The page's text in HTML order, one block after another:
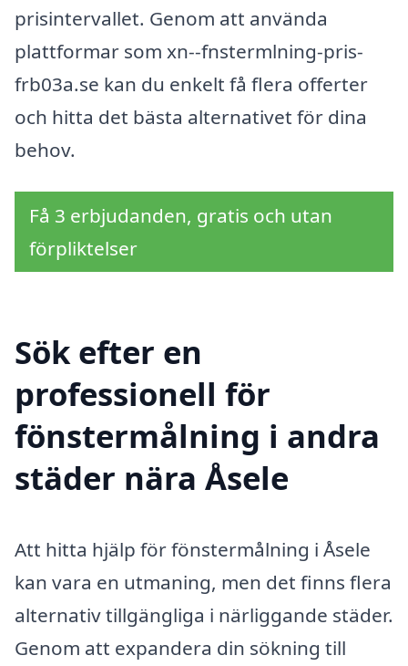
prisintervallet. Genom att använda
plattformar som xn--fnstermlning-pris-
frb03a.se kan du enkelt få flera offerter
och hitta det bästa alternativet för dina
behov.
Få 3 erbjudanden, gratis och utan
förpliktelser
Sök efter en
professionell för
fönstermålning i andra
städer nära Åsele
Att hitta hjälp för fönstermålning i Åsele
kan vara en utmaning, men det finns flera
alternativ tillgängliga i närliggande städer.
Genom att expandera din sökning till